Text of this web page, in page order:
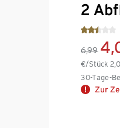
2
6,99
€/Stück
30-Tage-
Zur